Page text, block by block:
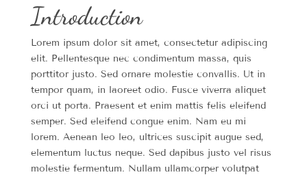
Introduction
Lorem ipsum dolor sit amet, consectetur adipiscing
elit. Pellentesque nec condimentum massa, quis
porttitor justo. Sed ornare molestie convallis. Ut in
tempor quam, in laoreet odio. Fusce viverra aliquet
orci ut porta. Praesent et enim mattis felis eleifend
semper. Sed eleifend congue enim. Nam eu mi
lorem. Aenean leo leo, ultrices suscipit augue sed,
elementum luctus neque. Sed dapibus justo vel risus
molestie fermentum. Nullam ullamcorper volutpat